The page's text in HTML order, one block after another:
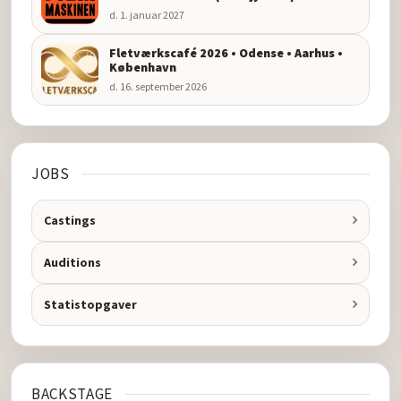
d. 1. januar 2027
Fletværkscafé 2026 • Odense • Aarhus •
København
d. 16. september 2026
JOBS
Castings
Auditions
Statistopgaver
BACKSTAGE